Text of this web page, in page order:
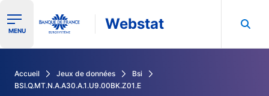
Ouvrir le menu de navigation
MENU Webstat
Accueil Jeux de données
Bsi
BSI.Q.MT.N.A.A30.A.1.U9.00BK.Z01.E